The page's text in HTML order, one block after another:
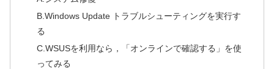
B.Windows Update トラブルシューティングを実行す
る
C.WSUSを利用なら，「オンラインで確認する」を使
ってみる